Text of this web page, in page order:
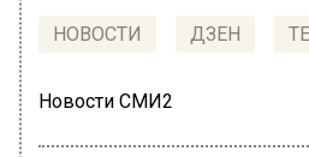
НОВОСТИ ДЗЕН
Новости СМИ2